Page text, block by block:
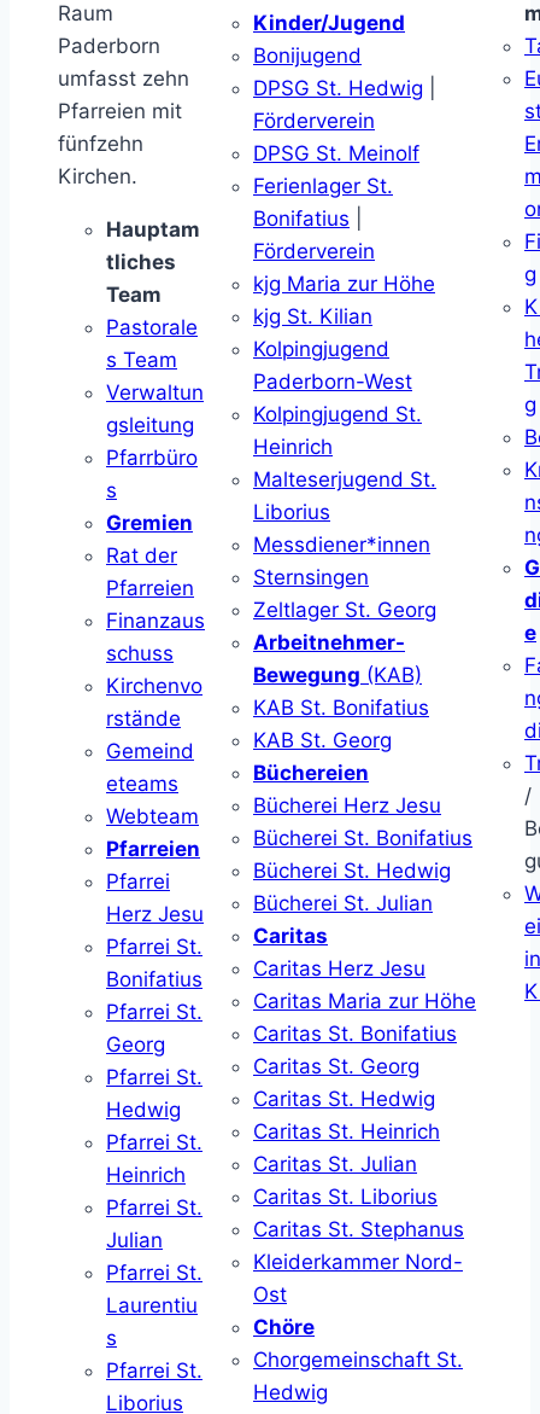
Raum
Paderborn
umfasst zehn
Pfarreien mit
fünfzehn
Kirchen.
Hauptam
tliches
Team
Pastorale
s Team
Verwaltun
gsleitung
Pfarrbüro
s
Gremien
Rat der
Pfarreien
Finanzaus
schuss
Kirchenvo
rstände
Gemeind
eteams
Webteam
Pfarreien
Pfarrei
Herz Jesu
Pfarrei St.
Bonifatius
Pfarrei St.
Georg
Pfarrei St.
Hedwig
Pfarrei St.
Heinrich
Pfarrei St.
Julian
Pfarrei St.
Laurentiu
s
Pfarrei St.
Liborius
Kinder/Jugend
Bonijugend
DPSG St. Hedwig
Förderverein
DPSG St. Meinolf
Ferienlager St.
Bonifatius
Förderverein
kjg Maria zur Höhe
kjg St. Kilian
Kolpingjugend
Paderborn-West
Kolpingjugend St.
Heinrich
Malteserjugend St.
Liborius
Messdiener*innen
Sternsingen
Zeltlager St. Georg
Arbeitnehmer-
Bewegung (KAB)
KAB St. Bonifatius
KAB St. Georg
Büchereien
Bücherei Herz Jesu
Bücherei St. Bonifatius
Bücherei St. Hedwig
Bücherei St. Julian
Caritas
Caritas Herz Jesu
Caritas Maria zur Höhe
Caritas St. Bonifatius
Caritas St. Georg
Caritas St. Hedwig
Caritas St. Heinrich
Caritas St. Julian
Caritas St. Liborius
Caritas St. Stephanus
Kleiderkammer Nord-
Ost
Chöre
Chorgemeinschaft St.
Hedwig
g
g
e
/